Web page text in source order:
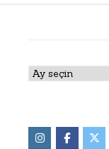
Arşivler